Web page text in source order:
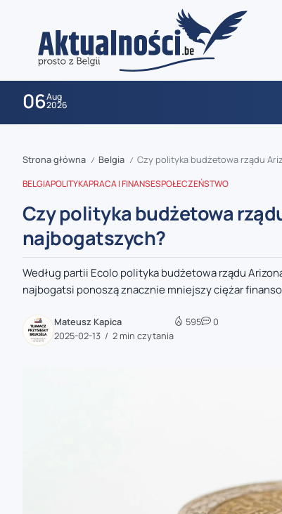
06Aug
2026
zaobserwuj nas
zaobserwuj nas
Strona główna / Belgia / Czy polityka budżetowa rządu
BELGIAPOLITYKAPRACA I FINANSESPOŁECZEŃSTWO
Czy polityka budżetowa
najbogatszych?
Według partii Ecolo polityka budżetowa rządu
najbogatsi ponoszą znacznie mniejszy ciężar
Mateusz Kapica
2025-02-13
2 min czytania
595 0